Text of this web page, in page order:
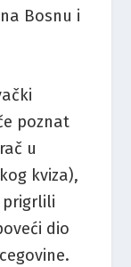
Bosnu i
poznat
u
kviza),
prigrlili
dio